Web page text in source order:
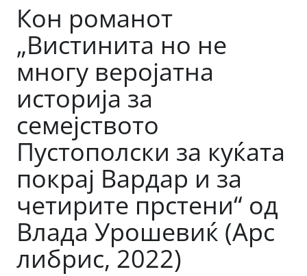
Кон романот
„Вистинита но не
многу веројатна
историја за
семејството
Пустополски за куќата
покрај Вардар и за
четирите прстени“ од
Влада Урошевиќ (Арс
либрис, 2022)